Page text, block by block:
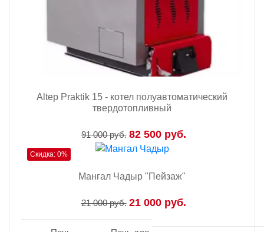
Altep Praktik 15 - котел полуавтоматический
твердотопливный
91 000 руб. 82 500 руб.
Скидка: 0%
Мангал Чадыр "Пейзаж"
21 000 руб. 21 000 руб.